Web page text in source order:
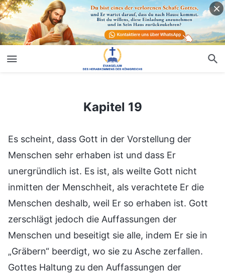
Kapitel 19
Es scheint, dass Gott in der Vorstellung der
Menschen sehr erhaben ist und dass Er
unergründlich ist. Es ist, als weilte Gott nicht
inmitten der Menschheit, als verachtete Er die
Menschen deshalb, weil Er so erhaben ist. Gott
zerschlägt jedoch die Auffassungen der
Menschen und beseitigt sie alle, indem Er sie in
„Gräbern“ beerdigt, wo sie zu Asche zerfallen.
Gottes Haltung zu den Auffassungen der